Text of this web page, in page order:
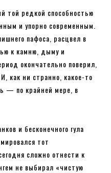
той редкой способностью
и упорно современным.
пафоса, расцвел в
к камню, дыму и
окончательно поверил,
как ни странно, какое-то
— по крайней мере, в
и бесконечного гула
тот
сложно отнести к
не выбирал «чистую